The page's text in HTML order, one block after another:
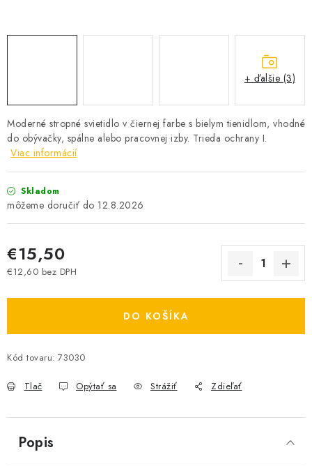
OBCHODNÉ PODMIENKY
O NÁS - MEGALED & JANTON ZÁKAMENNÉ
Reklamácie a formulár na odstúpenie od zmluvy
O nás - MEGALED & JANTON Zákamenné
Zľavy pre profíkov
Hodnotenie obchodu
Moderné stropné svietidlo v čiernej farbe s bielym tienidlom, vhodné
do obývačky, spálne alebo pracovnej izby. Trieda ochrany I.
Viac informácií
Skladom
12.8.2026
€15,50
€12,60 bez DPH
DO KOŠÍKA
Kód tovaru: 73030
Tlač Opýtať sa Strážiť Zdieľať
+ ďalšie (3)
Popis